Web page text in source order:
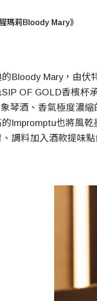
瑪莉Bloody Mary》
的Bloody Mary，由伏
SIP OF GOLD香檳杯
琴酒、香氣極度濃縮
的Impromptu也將風
、調料加入酒款提味